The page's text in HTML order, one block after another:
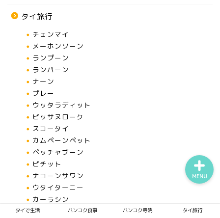
タイ旅行
チェンマイ
メーホンソーン
ランプーン
ランパーン
ナーン
プレー
ウッタラディット
ピッサヌローク
スコータイ
カムペーンペット
ペッチャブーン
ピチット
ナコーンサワン
ウタイターニー
カーラシン
コーンケーン
タイで生活 バンコク食事 バンコク寺院 タイ旅行
MENU